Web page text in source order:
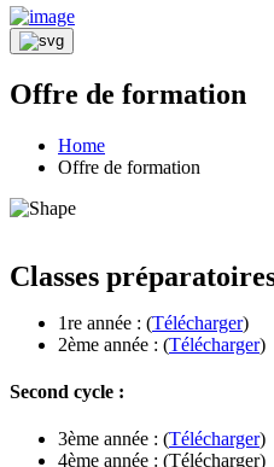
Offre de formation
Home
Offre de formation
Classes
1re année : (Télécharger)
2ème année : (Télécharger)
Second cycle :
3ème année : (Télécharger)
4ème année : (Télécharger)